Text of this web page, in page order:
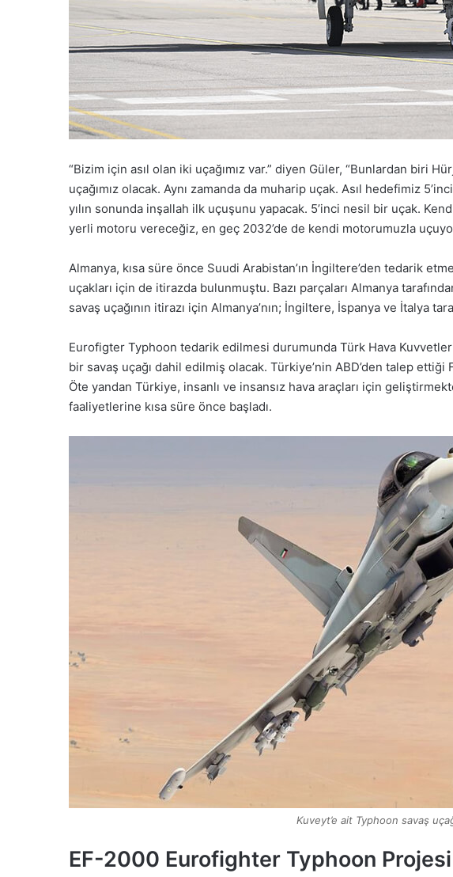
“Bizim için asıl olan iki uçağımız var.” diyen Güler, “Bunlardan biri
uçağımız olacak. Aynı zamanda da muharip uçak. Asıl hedefimiz
yılın sonunda inşallah ilk uçuşunu yapacak. 5’inci nesil bir uçak.
yerli motoru vereceğiz, en geç 2032’de de kendi motorumuzla
Almanya, kısa süre önce Suudi Arabistan’ın İngiltere’den tedarik
uçakları için de itirazda bulunmuştu. Bazı parçaları Almanya
savaş uçağının itirazı için Almanya’nın; İngiltere, İspanya ve İtalya
Eurofigter Typhoon tedarik edilmesi durumunda Türk Hava
bir savaş uçağı dahil edilmiş olacak. Türkiye’nin ABD’den talep ettiği
Öte yandan Türkiye, insanlı ve insansız hava araçları için
faaliyetlerine kısa süre önce başladı.
Kuveyt’e ait Typhoon savaş
EF-2000 Eurofighter Typhoon Projesi